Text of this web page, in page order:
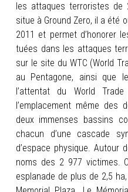
les attaques terroristes de
situe à Ground Zero, il a été
2011 et permet d’honorer
tuées dans les attaques
sur le site du WTC (World
au Pentagone, ainsi que
l’attentat du World
l’emplacement même des
deux immenses bassins
chacun d’une cascade
d’espace physique. Autour
noms des 2 977 victimes.
esplanade de plus de 2,5